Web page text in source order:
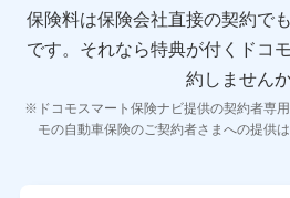
報、建物の構造や築年数などの
齢などの情報などが含まれます。
【共同して利用する者の範囲】
当社
保険料は保険会社直接の契約で
です。 それなら特典が付くドコ
約しません
ドコモスマート保険ナビ提供の契約者専
モの自動車保険のご契約者さまへの提供は